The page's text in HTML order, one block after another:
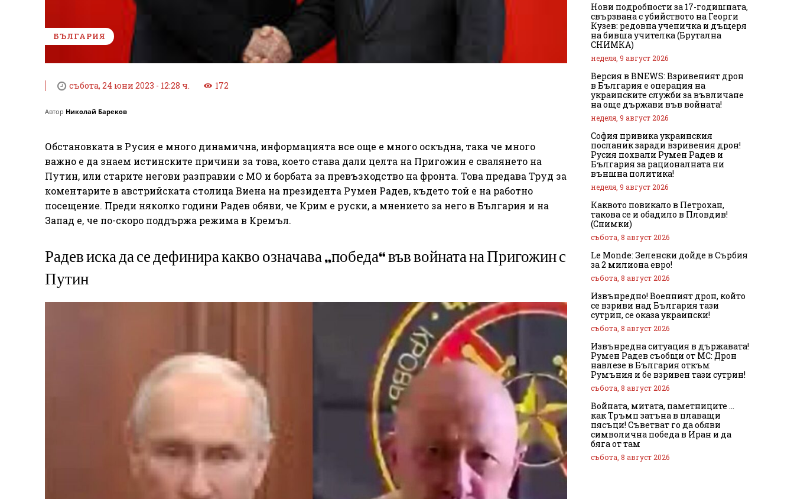
БЪЛГАРИЯ
събота, 24 юни 2023 - 12:28 ч. 172
Автор Николай Бареков
Обстановката в Русия е много динамична, информацията все още е много оскъдна, така че много
важно е да знаем истинските причини за това, което става дали целта на Пригожин е свалянето на
Путин, или старите негови разправии с МО и борбата за превъзходство на фронта. Това предава Труд за
коментарите в австрийската столица Виена на президента Румен Радев, където той е на работно
посещение. Преди няколко години Радев обяви, че Крим е руски, а мнението за него в България и на
Запад е, че по-скоро поддържа режима в Кремъл.
Радев иска да се дефинира какво означава „победа“ във войната на Пригожин с
Путин
Нови подробности за 17-годишната,
свързвана с убийството на Георги
Кузев: редовна ученичка и дъщеря
на бивша учителка (Брутална
СНИМКА)
неделя, 9 август 2026
Версия в BNEWS: Взривеният дрон
в България е операция на
украинските служби за въвличане
на още държави във войната!
неделя, 9 август 2026
София привика украинския
посланик заради взривения дрон!
Русия похвали Румен Радев и
България за рационалната ни
външна политика!
неделя, 9 август 2026
Каквото повикало в Петрохан,
такова се и обадило в Пловдив!
(Снимки)
събота, 8 август 2026
Le Monde: Зеленски дойде в Сърбия
за 2 милиона евро!
събота, 8 август 2026
Извънредно! Военният дрон, който
се взриви над България тази
сутрин, се оказа украински!
събота, 8 август 2026
Извънредна ситуация в държавата!
Румен Радев съобщи от МС: Дрон
навлезе в България откъм
Румъния и бе взривен тази сутрин!
събота, 8 август 2026
Войната, митата, паметниците …
как Тръмп затъна в плаващи
пясъци! Съветват го да обяви
символична победа в Иран и да
бяга от там
събота, 8 август 2026